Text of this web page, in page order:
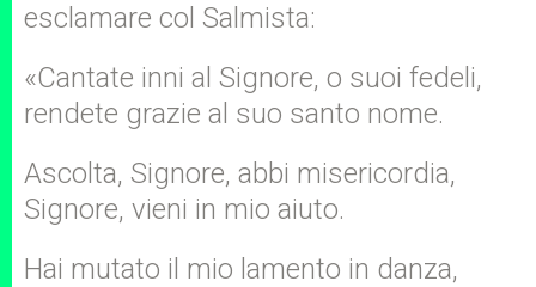
esclamare col Salmista:
«Cantate inni al Signore, o suoi fedeli,
rendete grazie al suo santo nome.
Ascolta, Signore, abbi misericordia,
Signore, vieni in mio aiuto.
Hai mutato il mio lamento in danza,